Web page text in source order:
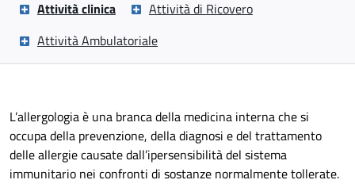
Attività clinica
Attività di Ricovero
Attività Ambulatoriale
L’allergologia è una branca della medicina interna che si
occupa della prevenzione, della diagnosi e del trattamento
delle allergie causate dall’ipersensibilità del sistema
immunitario nei confronti di sostanze normalmente tollerate.